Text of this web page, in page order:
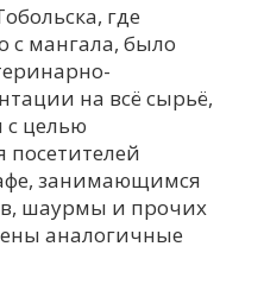
где
с мангала, было
на всё сырьё,
с целью
занимающимся
шаурмы и прочих
аналогичные